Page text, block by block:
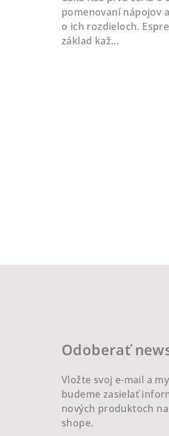
pomenovaní nápojov
o ich rozdieloch.
základ kaž...
Odoberať
Vložte svoj e-mail a
budeme zasielať
nových produktoch
shope.